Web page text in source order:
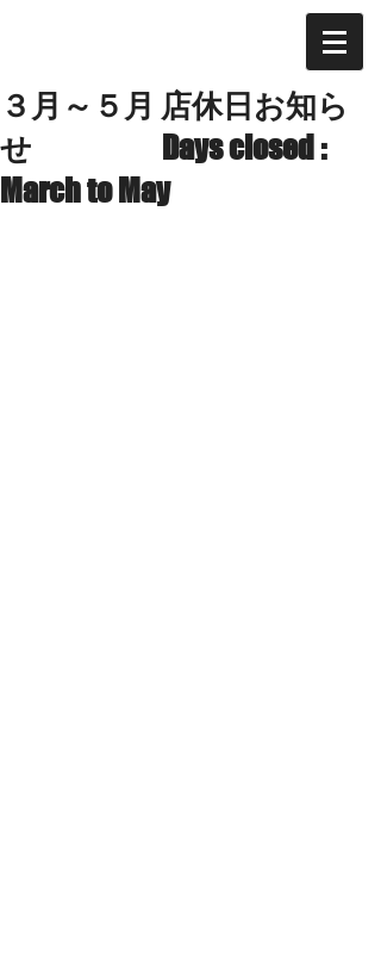
３月～５月 店休日お知ら
せ Days closed :
March to May